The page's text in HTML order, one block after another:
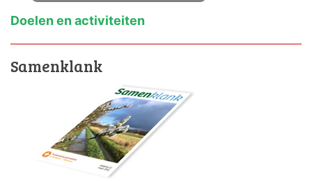
Doelen en activiteiten
Samenklank